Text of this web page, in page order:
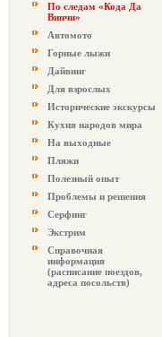
По следам «Кода Да
Винчи»
Автомото
Горные лыжи
Дайвинг
Для взрослых
Исторические экскурсы
Кухня народов мира
На выходные
Пляжи
Полезный опыт
Проблемы и решения
Серфинг
Экстрим
Справочная
информация
(расписание поездов,
адреса посольств)